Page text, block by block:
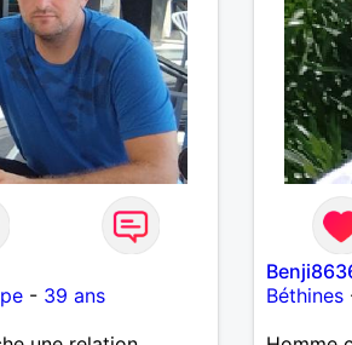
- 39 ans
Béthines